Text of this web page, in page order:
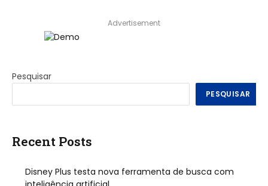
Advertisement
Pesquisar
PESQUISAR
Recent Posts
Disney Plus testa nova ferramenta de busca com